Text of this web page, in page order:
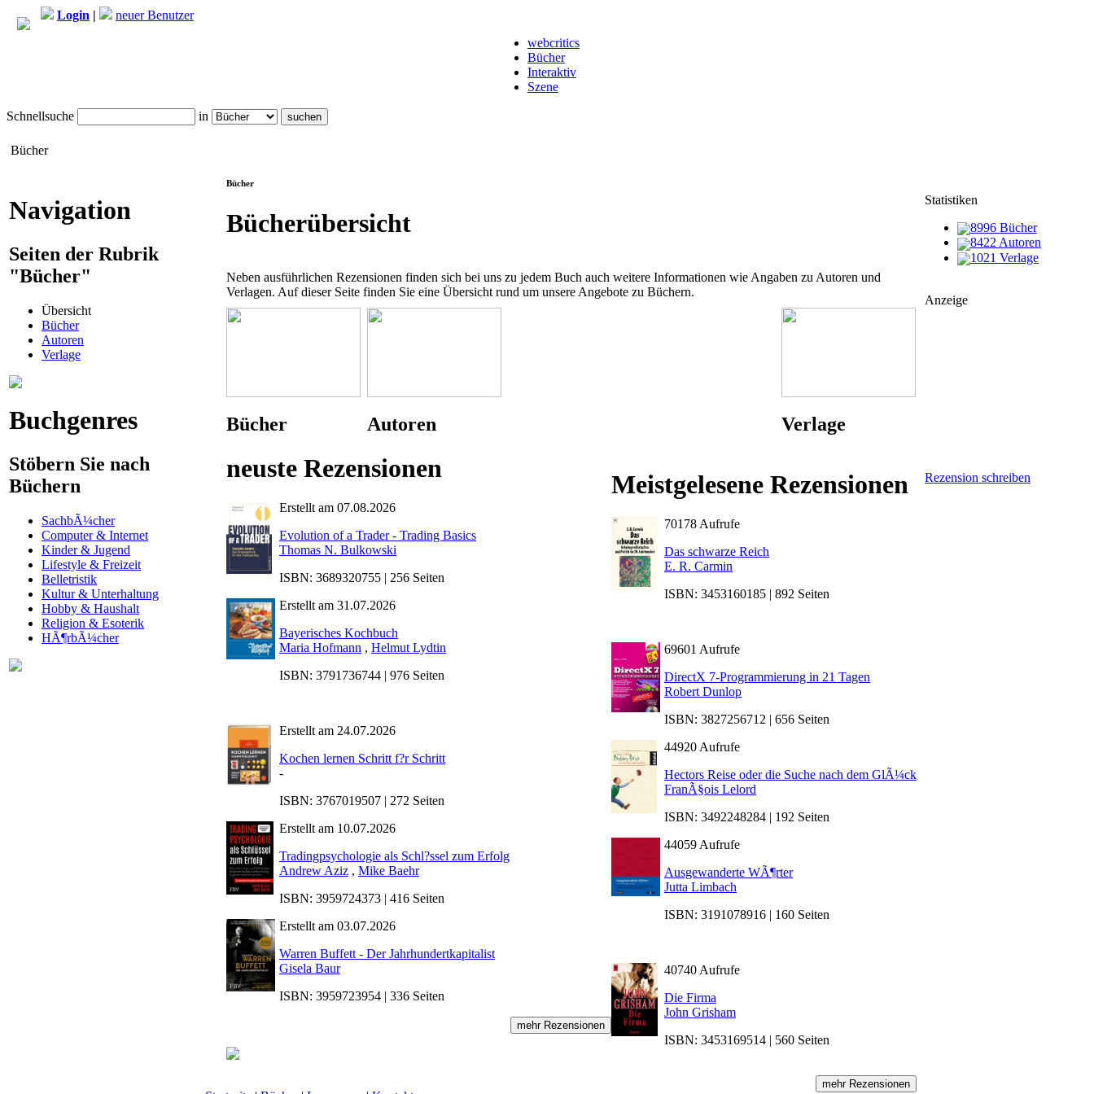
Login |
neuer Benutzer
webcritics
Bücher
Interaktiv
Szene
Schnellsuche in
Bücher
Navigation
Seiten der Rubrik
"Bücher"
Übersicht
Bücher
Autoren
Verlage
Buchgenres
Stöbern Sie nach
Büchern
SachbÃ¼cher
Computer & Internet
Kinder & Jugend
Lifestyle & Freizeit
Belletristik
Kultur & Unterhaltung
Hobby & Haushalt
Religion & Esoterik
HÃ¶rbÃ¼cher
Statistiken
8996 Bücher
8422 Autoren
1021 Verlage
Anzeige
Rezension schreiben
Bücher
Bücherübersicht
Neben ausführlichen Rezensionen finden sich bei uns zu jedem Buch auch weitere Informationen wie Angaben zu Autoren und
Verlagen. Auf dieser Seite finden Sie eine Übersicht rund um unsere Angebote zu Büchern.
Bücher Verlage
Autoren
Meistgelesene Rezensionen
70178 Aufrufe
Das schwarze Reich
E. R. Carmin
ISBN: 3453160185 | 892 Seiten
69601 Aufrufe
DirectX 7-Programmierung in 21 Tagen
Robert Dunlop
ISBN: 3827256712 | 656 Seiten
44920 Aufrufe
Hectors Reise oder die Suche nach dem GlÃ¼ck
FranÃ§ois Lelord
ISBN: 3492248284 | 192 Seiten
44059 Aufrufe
Ausgewanderte WÃ¶rter
Jutta Limbach
ISBN: 3191078916 | 160 Seiten
40740 Aufrufe
Die Firma
John Grisham
ISBN: 3453169514 | 560 Seiten
neuste Rezensionen
Erstellt am 07.08.2026
Evolution of a Trader - Trading Basics
Thomas N. Bulkowski
ISBN: 3689320755 | 256 Seiten
Erstellt am 31.07.2026
Bayerisches Kochbuch
Maria Hofmann , Helmut Lydtin
ISBN: 3791736744 | 976 Seiten
Erstellt am 24.07.2026
Kochen lernen Schritt f?r Schritt
-
ISBN: 3767019507 | 272 Seiten
Erstellt am 10.07.2026
Tradingpsychologie als Schl?ssel zum Erfolg
Andrew Aziz , Mike Baehr
ISBN: 3959724373 | 416 Seiten
Erstellt am 03.07.2026
Warren Buffett - Der Jahrhundertkapitalist
Gisela Baur
ISBN: 3959723954 | 336 Seiten